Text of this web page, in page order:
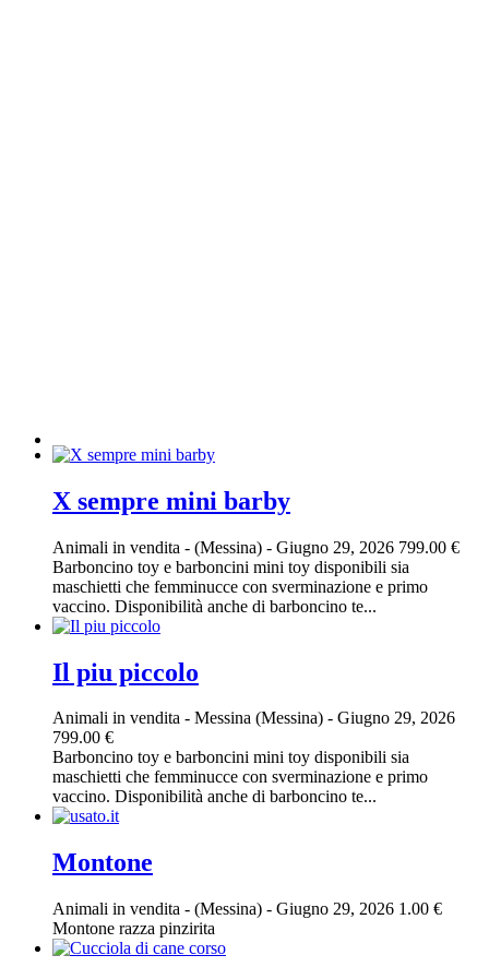
X sempre mini barby
Animali in vendita - (Messina) - Giugno 29, 2026 799.00 €
Barboncino toy e barboncini mini toy disponibili sia
maschietti che femminucce con sverminazione e primo
vaccino. Disponibilità anche di barboncino te...
Il piu piccolo
Animali in vendita - Messina (Messina) - Giugno 29, 2026
799.00 €
Barboncino toy e barboncini mini toy disponibili sia
maschietti che femminucce con sverminazione e primo
vaccino. Disponibilità anche di barboncino te...
Montone
Animali in vendita - (Messina) - Giugno 29, 2026 1.00 €
Montone razza pinzirita